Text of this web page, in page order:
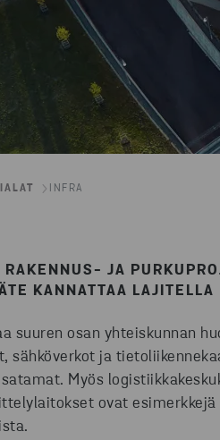
INFRA
RAKENNUS- JA
KANNATTAA LAJITELLA
suuren osan yhteiskunnan
sähköverkot ja
Myös
ovat